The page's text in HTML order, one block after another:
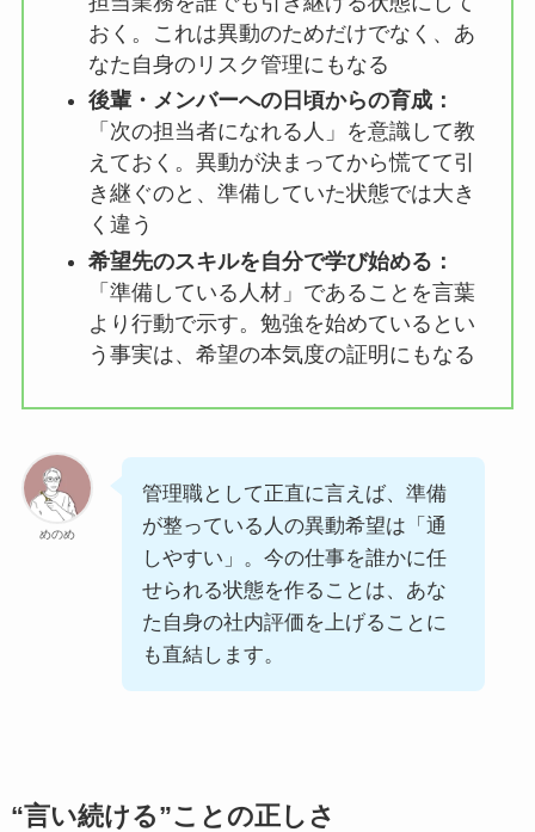
おく。これは異動のためだけでなく、あ
なた自身のリスク管理にもなる
後輩・メンバーへの日頃からの育成：
「次の担当者になれる人」を意識して教
えておく。異動が決まってから慌てて引
き継ぐのと、準備していた状態では大き
く違う
希望先のスキルを自分で学び始める：
「準備している人材」であることを言葉
より行動で示す。勉強を始めているとい
う事実は、希望の本気度の証明にもなる
めのめ
管理職として正直に言えば、準備
が整っている人の異動希望は「通
しやすい」。今の仕事を誰かに任
せられる状態を作ることは、あな
た自身の社内評価を上げることに
も直結します。
“言い続ける”ことの正しさ